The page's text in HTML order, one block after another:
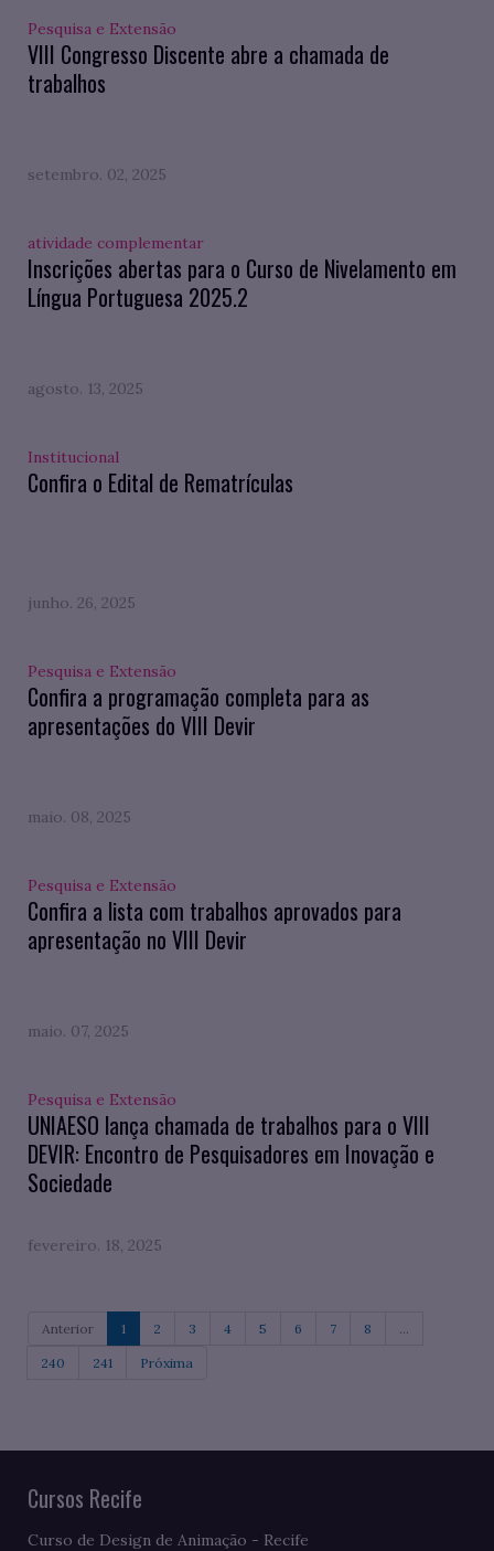
Pesquisa e Extensão
VIII Congresso Discente abre a chamada de
trabalhos
setembro. 02, 2025
atividade complementar
Inscrições abertas para o Curso de Nivelamento em
Língua Portuguesa 2025.2
agosto. 13, 2025
Institucional
Confira o Edital de Rematrículas
junho. 26, 2025
Pesquisa e Extensão
Confira a programação completa para as
apresentações do VIII Devir
maio. 08, 2025
Pesquisa e Extensão
Confira a lista com trabalhos aprovados para
apresentação no VIII Devir
maio. 07, 2025
Pesquisa e Extensão
UNIAESO lança chamada de trabalhos para o VIII
DEVIR: Encontro de Pesquisadores em Inovação e
Sociedade
fevereiro. 18, 2025
Anterior 1 2 3 4 5 6 7 8 ...
240 241 Próxima
Cursos Recife
Curso de Design de Animação - Recife